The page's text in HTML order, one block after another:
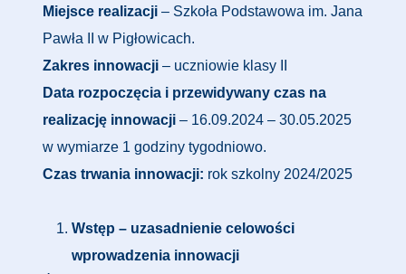
Miejsce realizacji – Szkoła Podstawowa im. Jana
Pawła II w Pigłowicach.
Zakres innowacji – uczniowie klasy II
Data rozpoczęcia i przewidywany czas na
realizację innowacji – 16.09.2024 – 30.05.2025
w wymiarze 1 godziny tygodniowo.
Czas trwania innowacji: rok szkolny 2024/2025
Wstęp – uzasadnienie celowości
wprowadzenia innowacji